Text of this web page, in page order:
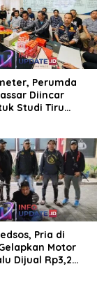
Perumda
Diincar
Studi Tiru
Pria di
Motor
Dijual Rp3,2